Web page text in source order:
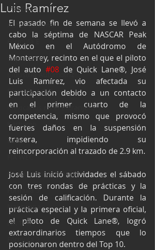
IndyCar
Autos Turismo
Fórmula E
Súper Copa
Industria Automotriz
Fórmula 4 (F4)
Mexicanos en el extranjero
Kartismo
Rally
FIA WEC
Fórmula Ford Vintage
Fórmula 3
Nauticopa
FIA TCR
Fórmula 2
Luis Ramírez
El pasado fin de semana se llevó a
cabo la séptima de NASCAR Peak
México en el Autódromo de
Monterrey, recinto en el que el piloto
del auto #08 de Quick Lane®, José
Luis Ramírez, vio afectada su
participación debido a un contacto
en el primer cuarto de la
competencia, mismo que provocó
fuertes daños en la suspensión
trasera, impidiendo su
reincorporación al trazado de 2.9 km.
José Luis inició actividades el sábado
con tres rondas de prácticas y la
sesión de calificación. Durante la
práctica especial y la primera oficial,
el piloto de Quick Lane®, logró
extraordinarios tiempos que lo
posicionaron dentro del Top 10.